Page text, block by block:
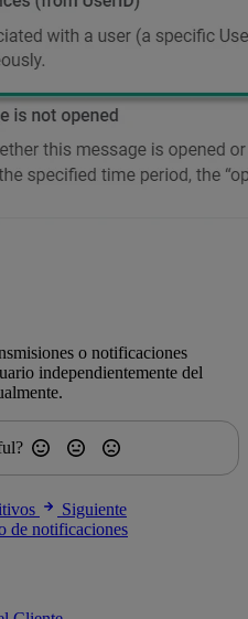
o notificaciones
independientemente del
Siguiente
de notificaciones